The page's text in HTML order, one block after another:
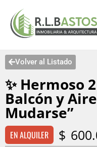
Saltar
Volver al Listado
✨ Hermoso
Balcón y
Mudarse”
EN ALQUILER $